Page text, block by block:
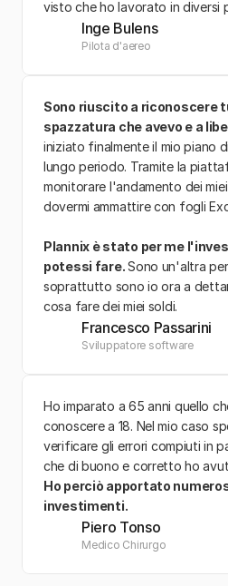
visto che ho lavorato in diversi
Inge Bulens
Pilota d'aereo
Sono riuscito a riconoscere
spazzatura che avevo e a
iniziato finalmente il mio piano
lungo periodo. Tramite la
monitorare l'andamento dei
dovermi ammattire con fogli
Plannix è stato per me
potessi fare. Sono un'altra
soprattutto sono io ora a
cosa fare dei miei soldi.
Francesco Passarini
Sviluppatore software
Ho imparato a 65 anni quello
conoscere a 18. Nel mio caso
verificare gli errori compiuti in
Ho perciò apportato
investimenti.
Piero Tonso
Medico Chirurgo